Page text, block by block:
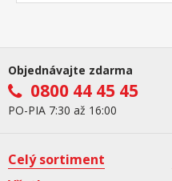
Objednávajte zdarma
0800 44 45 45
PO-PIA 7:30 až 16:00
Celý sortiment